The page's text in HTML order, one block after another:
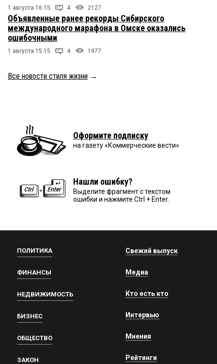
1 августа 16:15 4 2127
Объявленные ранее рекорды Сибирского
международного марафона в Омске оказались
ошибочными
1 августа 15:15 4 1977
Все новости стиля жизни →
Оформите подписку
на газету «Коммерческие вести»
Нашли ошибку?
Выделите фрагмент с текстом
ошибки и нажмите Ctrl + Enter.
ПОЛИТИКА
ФИНАНСЫ
НЕДВИЖИМОСТЬ
БИЗНЕС
ОБЩЕСТВО
ЗАКОН
Свежий выпуск
Медиа
Кто есть кто
Интервью
Мнения
Рейтинги